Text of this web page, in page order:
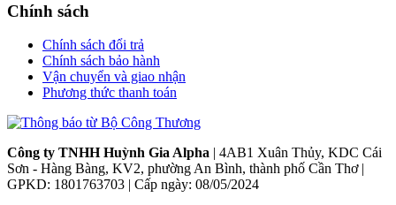
Chính sách
Chính sách đổi trả
Chính sách bảo hành
Vận chuyển và giao nhận
Phương thức thanh toán
Công ty TNHH Huỳnh Gia Alpha | 4AB1 Xuân Thủy, KDC Cái
Sơn - Hàng Bàng, KV2, phường An Bình, thành phố Cần Thơ |
GPKD: 1801763703 | Cấp ngày: 08/05/2024